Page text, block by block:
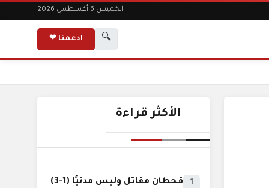
الخميس 6 أغسطس 2026
🔍 ادعمنا ❤
الأكثر قراءة
1 قحطان مقاتل وليس مدنيًا (1-3)